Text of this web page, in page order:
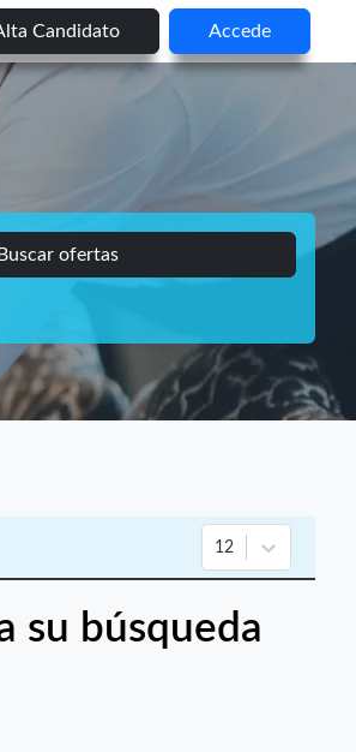
Candidato Accede
Buscar ofertas
12
su búsqueda